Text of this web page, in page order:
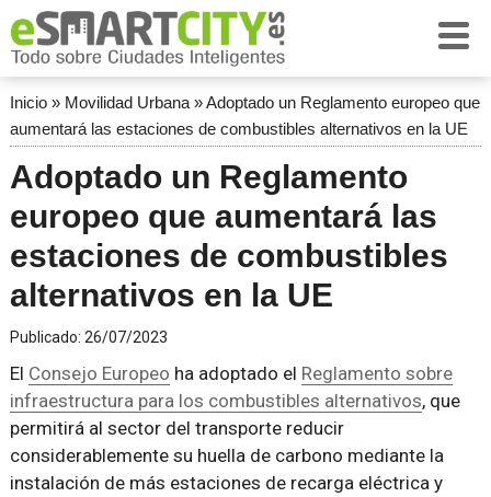
Inicio» Movilidad Urbana»Adoptado un Reglamento europeo que
aumentará las estaciones de combustibles alternativos en la UE
Adoptado un Reglamento
europeo que aumentará las
estaciones de combustibles
alternativos en la UE
Publicado: 26/07/2023
El Consejo Europeo ha adoptado el Reglamento sobre
infraestructura para los combustibles alternativos, que
permitirá al sector del transporte reducir
considerablemente su huella de carbono mediante la
instalación de más estaciones de recarga eléctrica y